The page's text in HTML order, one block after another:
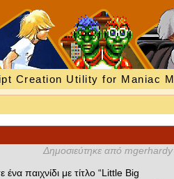
Creation Utility for Maniac
Δημοσιεύτηκε από mgerhardy
παιχνίδι με τίτλο “Little Big